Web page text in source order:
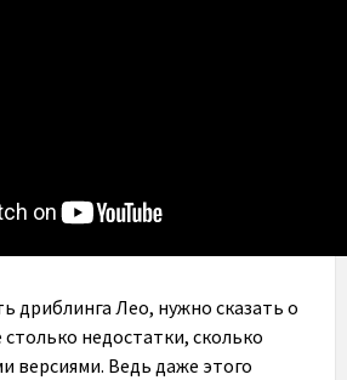
дриблинга Лео, нужно сказать о
столько недостатки, сколько
версиями. Ведь даже этого